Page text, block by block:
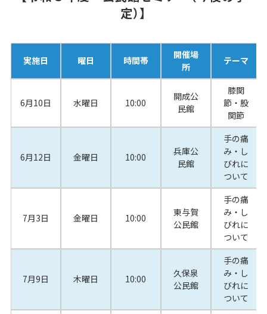
定）】
実施日 曜日 時間帯
開催場
所
テーマ
6月10日 水曜日 10:00
開成公
民館
膝関
節・股
関節
6月12日 金曜日 10:00
兵庫公
民館
手の痛
み・し
びれに
ついて
7月3日 金曜日 10:00
東与賀
公民館
手の痛
み・し
びれに
ついて
7月9日 木曜日 10:00
久保泉
公民館
手の痛
み・し
びれに
ついて